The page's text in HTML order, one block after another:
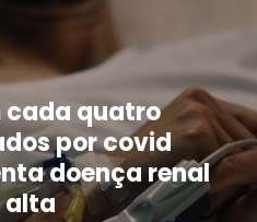
cada quatro
por covid
doença renal
alta